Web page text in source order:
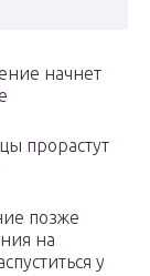
начнет
прорастут
позже
на
у